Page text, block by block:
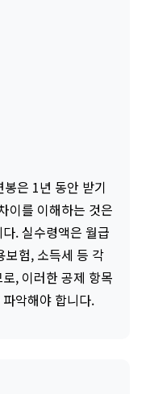
은 1년 동안 받기
이를 이해하는 것은
. 실수령액은 월급
보험, 소득세 등 각
, 이러한 공제 항목
악해야 합니다.